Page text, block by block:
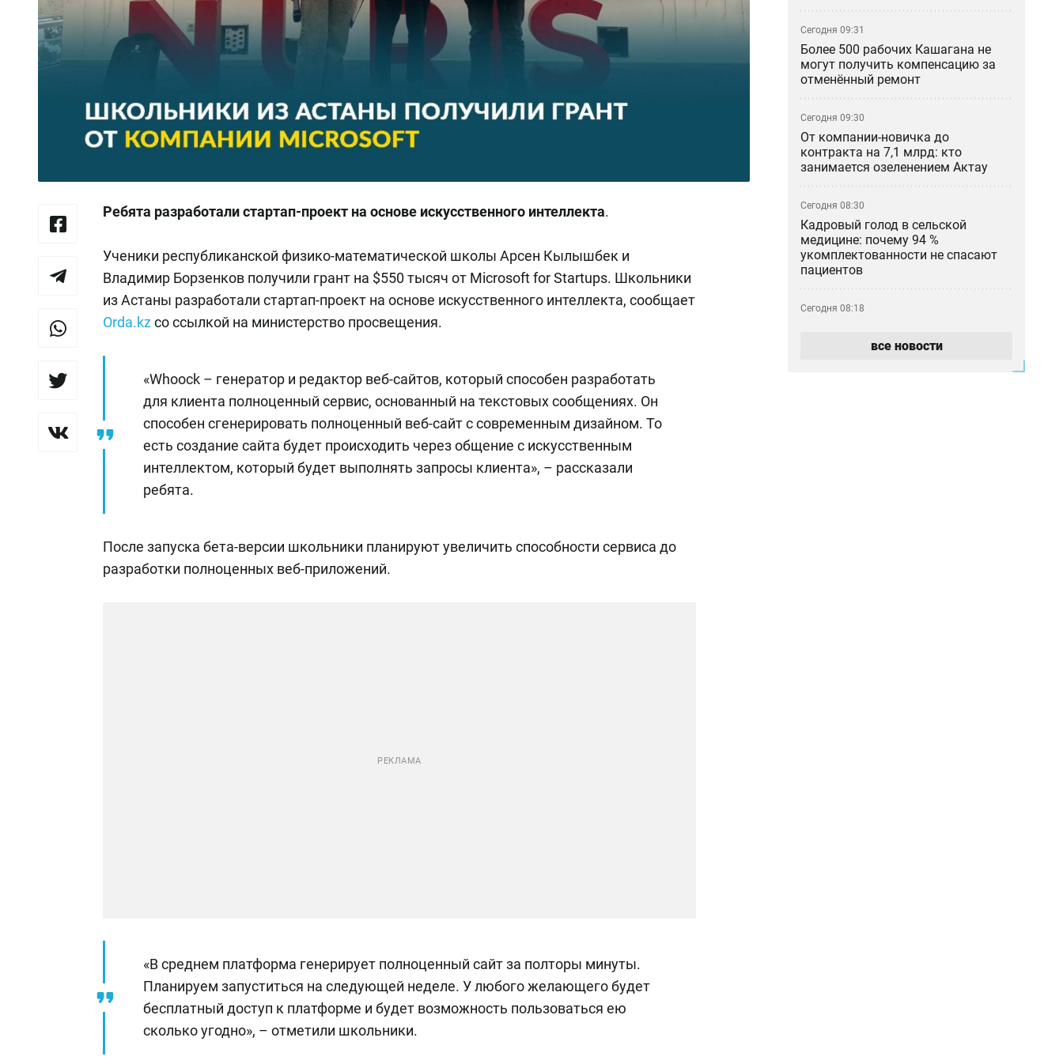
Ребята разработали стартап-проект на основе искусственного интеллекта.
Ученики республиканской физико-математической школы Арсен Кылышбек и
Владимир Борзенков получили грант на $550 тысяч от Microsoft for Startups. Школьники
из Астаны разработали стартап-проект на основе искусственного интеллекта, сообщает
Orda.kzсо ссылкой на министерство просвещения.
«Whoock – генератор и редактор веб-сайтов, который способен разработать
для клиента полноценный сервис, основанный на текстовых сообщениях. Он
способен сгенерировать полноценный веб-сайт с современным дизайном. То
есть создание сайта будет происходить через общение с искусственным
интеллектом, который будет выполнять запросы клиента», – рассказали
ребята.
После запуска бета-версии школьники планируют увеличить способности сервиса до
разработки полноценных веб-приложений.
«В среднем платформа генерирует полноценный сайт за полторы минуты.
Планируем запуститься на следующей неделе. У любого желающего будет
бесплатный доступ к платформе и будет возможность пользоваться ею
сколько угодно», – отметили школьники.
Сегодня 09:31
Более 500 рабочих Кашагана не
могут получить компенсацию за
отменённый ремонт
Сегодня 09:30
От компании-новичка до
контракта на 7,1 млрд: кто
занимается озеленением Актау
Сегодня 08:30
Кадровый голод в сельской
медицине: почему 94 %
укомплектованности не спасают
пациентов
Сегодня 08:18
получения гражданства США через
все новости